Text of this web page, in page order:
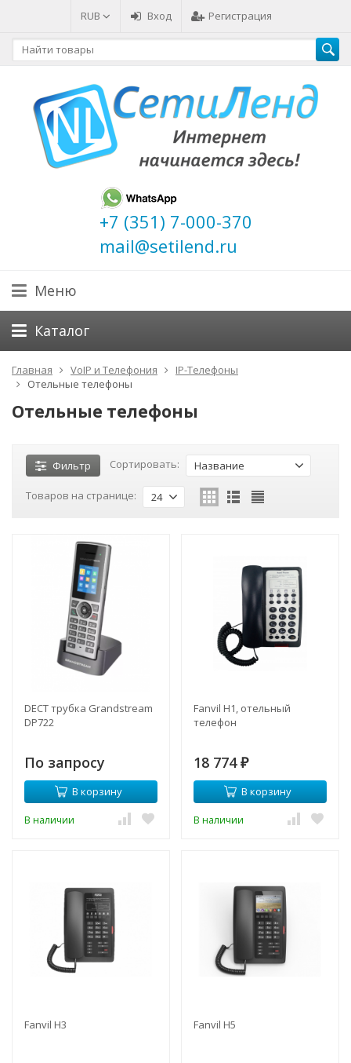
RUB Вход Регистрация
+7 (351) 7-000-370
mail@setilend.ru
Меню
Каталог
Главная VoIP и Телефония
IP-Телефоны
Отельные телефоны
Отельные телефоны
Фильтр Сортировать: Название
Товаров на странице: 24
DECT трубка Grandstream
DP722
По запросу
В корзину
В наличии
Fanvil H1, отельный
телефон
18 774 ₽
В корзину
В наличии
Fanvil H3 Fanvil H5